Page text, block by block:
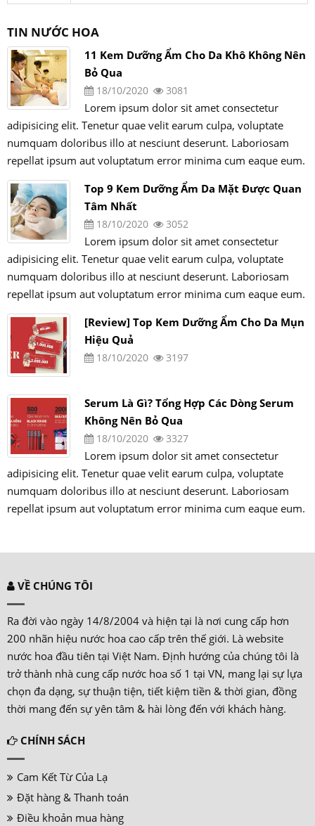
TIN NƯỚC HOA
11 Kem Dưỡng Ẩm Cho Da Khô Không Nên
Bỏ Qua
18/10/2020 3081
Lorem ipsum dolor sit amet consectetur
adipisicing elit. Tenetur quae velit earum culpa, voluptate
numquam doloribus illo at nesciunt deserunt. Laboriosam
repellat ipsum aut voluptatum error minima cum eaque eum.
Top 9 Kem Dưỡng Ẩm Da Mặt Được Quan
Tâm Nhất
18/10/2020 3052
Lorem ipsum dolor sit amet consectetur
adipisicing elit. Tenetur quae velit earum culpa, voluptate
numquam doloribus illo at nesciunt deserunt. Laboriosam
repellat ipsum aut voluptatum error minima cum eaque eum.
[Review] Top Kem Dưỡng Ẩm Cho Da Mụn
Hiệu Quả
18/10/2020 3197
Serum Là Gì? Tổng Hợp Các Dòng Serum
Không Nên Bỏ Qua
18/10/2020 3327
Lorem ipsum dolor sit amet consectetur
adipisicing elit. Tenetur quae velit earum culpa, voluptate
numquam doloribus illo at nesciunt deserunt. Laboriosam
repellat ipsum aut voluptatum error minima cum eaque eum.
VỀ CHÚNG TÔI
Ra đời vào ngày 14/8/2004 và hiện tại là nơi cung cấp hơn
200 nhãn hiệu nước hoa cao cấp trên thế giới. Là website
nước hoa đầu tiên tại Việt Nam. Định hướng của chúng tôi là
trở thành nhà cung cấp nước hoa số 1 tại VN, mang lại sự lựa
chọn đa dạng, sự thuận tiện, tiết kiệm tiền & thời gian, đồng
thời mang đến sự yên tâm & hài lòng đến với khách hàng.
CHÍNH SÁCH
Cam Kết Từ Của Lạ
Đặt hàng & Thanh toán
Điều khoản mua hàng